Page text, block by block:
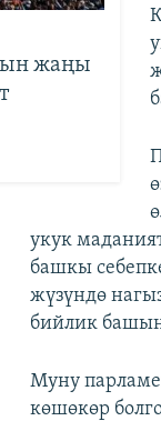
жаңы
укук
башкы
жүзүндө
бийлик
Муну
көшөкөр